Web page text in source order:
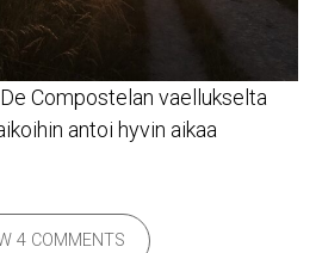
Compostelan vaellukselta
antoi hyvin aikaa
4 COMMENTS